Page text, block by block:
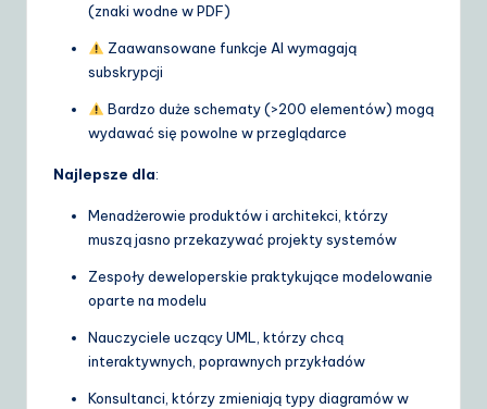
(znaki wodne w PDF)
Zaawansowane funkcje AI wymagają
subskrypcji
Bardzo duże schematy (>200 elementów) mogą
wydawać się powolne w przeglądarce
Najlepsze dla:
Menadżerowie produktów i architekci, którzy
muszą jasno przekazywać projekty systemów
Zespoły deweloperskie praktykujące modelowanie
oparte na modelu
Nauczyciele uczący UML, którzy chcą
interaktywnych, poprawnych przykładów
Konsultanci, którzy zmieniają typy diagramów w